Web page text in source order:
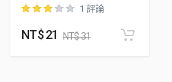
位顧客進行評分
1 評論
NT$21 NT$31